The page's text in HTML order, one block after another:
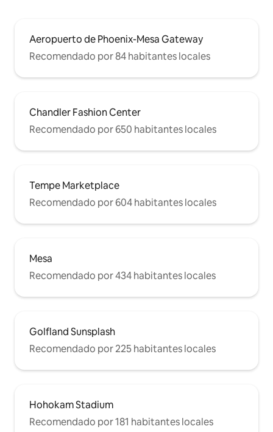
Aeropuerto de Phoenix-Mesa Gateway
Recomendado por 84 habitantes locales
Chandler Fashion Center
Recomendado por 650 habitantes locales
Tempe Marketplace
Recomendado por 604 habitantes locales
Mesa
Recomendado por 434 habitantes locales
Golfland Sunsplash
Recomendado por 225 habitantes locales
Hohokam Stadium
Recomendado por 181 habitantes locales